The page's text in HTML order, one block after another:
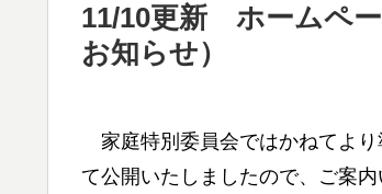
11/10更新 ホームペ
お知らせ）
家庭特別委員会ではかねてより
て公開いたしましたので、ご案